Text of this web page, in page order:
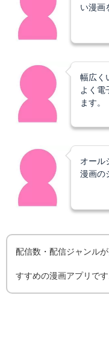
い漫画
幅広く
よく電
ます。
オール
漫画の
配信数・配信ジャンル
すすめの漫画アプリです